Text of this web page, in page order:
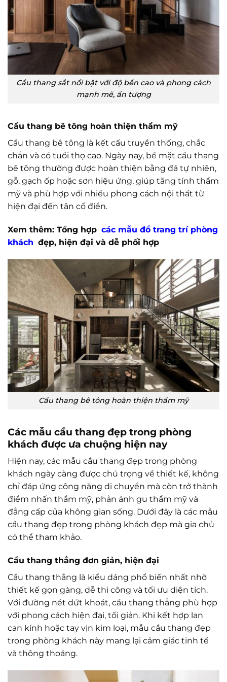
Cầu thang sắt nổi bật với độ bền cao và phong cách
mạnh mẽ, ấn tượng
Cầu thang bê tông hoàn thiện thẩm mỹ
Cầu thang bê tông là kết cấu truyền thống, chắc
chắn và có tuổi thọ cao. Ngày nay, bề mặt cầu thang
bê tông thường được hoàn thiện bằng đá tự nhiên,
gỗ, gạch ốp hoặc sơn hiệu ứng, giúp tăng tính thẩm
mỹ và phù hợp với nhiều phong cách nội thất từ
hiện đại đến tân cổ điển.
Xem thêm: Tổng hợp các mẫu đồ trang trí phòng
khách đẹp, hiện đại và dễ phối hợp
Cầu thang bê tông hoàn thiện thẩm mỹ
Các mẫu cầu thang đẹp trong phòng
khách được ưa chuộng hiện nay
Hiện nay, các mẫu cầu thang đẹp trong phòng
khách ngày càng được chú trọng về thiết kế, không
chỉ đáp ứng công năng di chuyển mà còn trở thành
điểm nhấn thẩm mỹ, phản ánh gu thẩm mỹ và
đẳng cấp của không gian sống. Dưới đây là các mẫu
cầu thang đẹp trong phòng khách đẹp mà gia chủ
có thể tham khảo.
Cầu thang thẳng đơn giản, hiện đại
Cầu thang thẳng là kiểu dáng phổ biến nhất nhờ
thiết kế gọn gàng, dễ thi công và tối ưu diện tích.
Với đường nét dứt khoát, cầu thang thẳng phù hợp
với phong cách hiện đại, tối giản. Khi kết hợp lan
can kính hoặc tay vịn kim loại, mẫu cầu thang đẹp
trong phòng khách này mang lại cảm giác tinh tế
và thông thoáng.